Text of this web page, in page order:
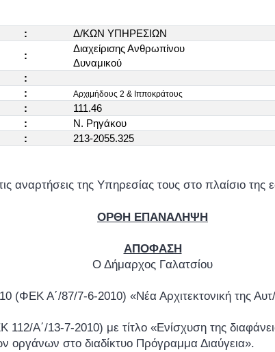
:
Δ/ΚΩΝ ΥΠΗΡΕΣΙΩΝ
:
Διαχείρισης Ανθρωπίνου
Δυναμικού
:
: Αρχιμήδους 2 & Ιπποκράτους
:
111.46
:
Ν. Ρηγάκου
: 213-2055.325
αναρτήσεις της Υπηρεσίας τους στο πλαίσιο
ΟΡΘΗ ΕΠΑΝΑΛΗΨΗ
ΑΠΟΦΑΣΗ
Ο Δήμαρχος Γαλατσίου
(ΦΕΚ Α΄/87/7-6-2010) «Νέα Αρχιτεκτονική της
Α΄/13-7-2010) με τίτλο «Ενίσχυση της
οργάνων στο διαδίκτυο Πρόγραμμα Διαύγεια».